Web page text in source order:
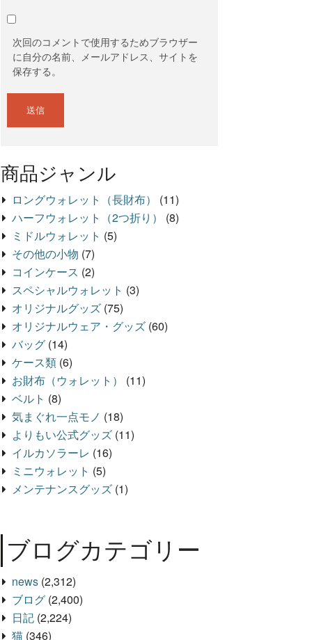
次回のコメントで使用するためブラウザー
に自分の名前、メールアドレス、サイトを
保存する。
商品ジャンル
ロングウォレット（長財布）
(11)
ハーフウォレット（2つ折り）
(8)
ミドルウォレット (5)
その他の小物 (7)
コインケース (2)
スペシャルウォレット (3)
オリジナルグッズ (75)
オリジナルウェア・グッズ (60)
バッグ (14)
ケース類 (6)
お財布（ウォレット）
(11)
ベルト (8)
気まぐれ一点モノ (18)
よりもい公式グッズ (11)
イルカソラーレ (16)
ミニウォレット (5)
メンテナンスグッズ (1)
ブログカテゴリー
news (2,312)
ブログ (2,400)
日記 (2,224)
猫 (346)